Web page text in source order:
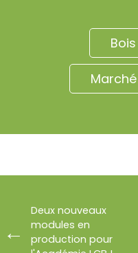
Deux nouveaux
modules en
production pour